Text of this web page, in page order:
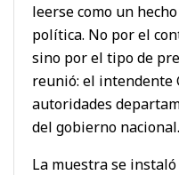
leerse como un
política. No por el
sino por el tipo de
reunió: el intendente
autoridades
del gobierno nacional.
La muestra se